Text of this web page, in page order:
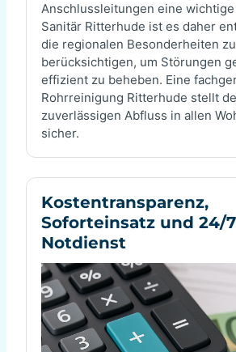
Anschlussleitungen eine wichtige
Sanitär Ritterhude ist es daher
die regionalen Besonderheiten zu
berücksichtigen, um Störungen
effizient zu beheben. Eine
Rohrreinigung Ritterhude stellt
zuverlässigen Abfluss in allen
sicher.
Kostentransparenz,
Soforteinsatz und 24/7
Notdienst